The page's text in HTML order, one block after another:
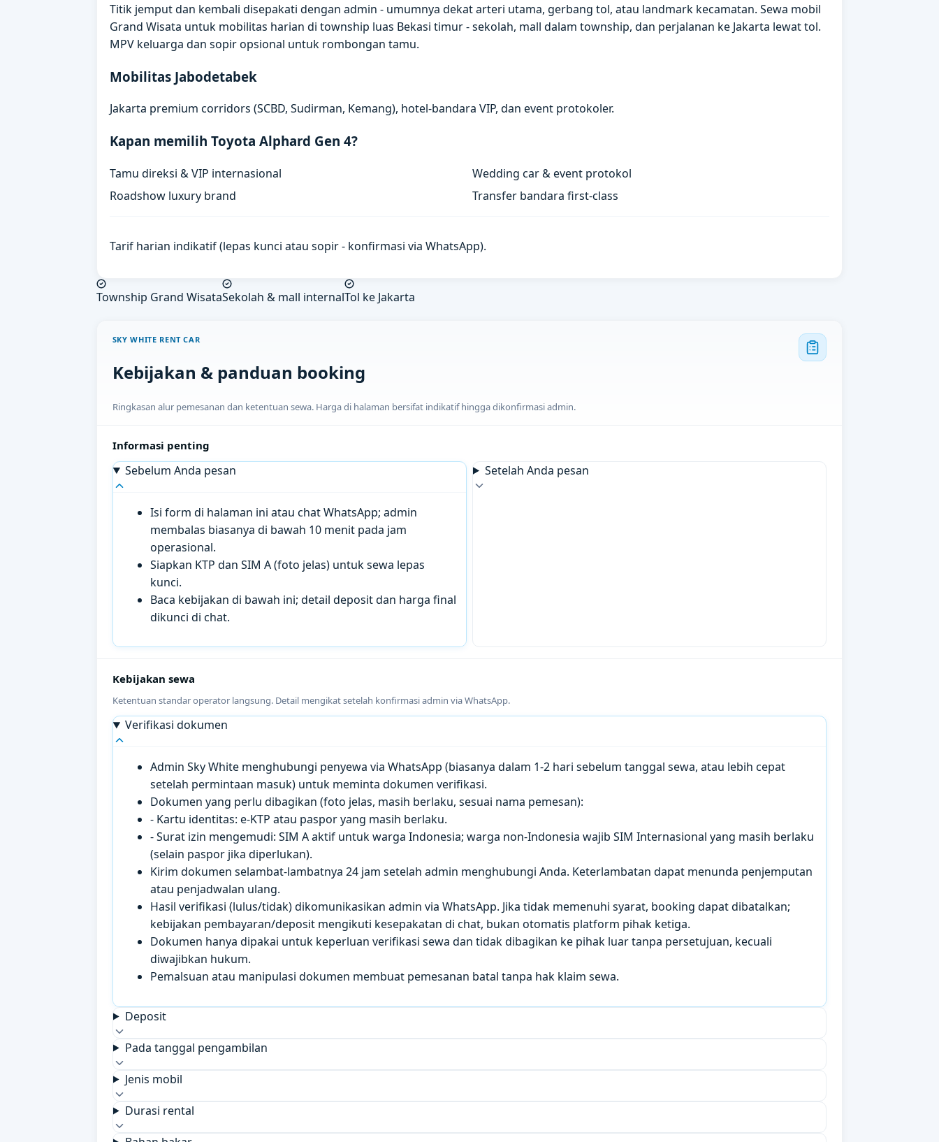
Titik jemput dan kembali disepakati dengan admin - umumnya dekat arteri utama, gerbang tol, atau landmark kecamatan. Sewa mobil
Grand Wisata untuk mobilitas harian di township luas Bekasi timur - sekolah, mall dalam township, dan perjalanan ke Jakarta lewat tol.
MPV keluarga dan sopir opsional untuk rombongan tamu.
Mobilitas Jabodetabek
Jakarta premium corridors (SCBD, Sudirman, Kemang), hotel-bandara VIP, dan event protokoler.
Kapan memilih Toyota Alphard Gen 4?
Tamu direksi & VIP internasional
Wedding car & event protokol
Roadshow luxury brand
Transfer bandara first-class
Tarif harian indikatif (lepas kunci atau sopir - konfirmasi via WhatsApp).
Township Grand WisataSekolah & mall internalTol ke Jakarta
SKY WHITE RENT CAR
Kebijakan & panduan booking
Ringkasan alur pemesanan dan ketentuan sewa. Harga di halaman bersifat indikatif hingga dikonfirmasi admin.
Informasi penting
Sebelum Anda pesan
Isi form di halaman ini atau chat WhatsApp; admin
membalas biasanya di bawah 10 menit pada jam
operasional.
Siapkan KTP dan SIM A (foto jelas) untuk sewa lepas
kunci.
Baca kebijakan di bawah ini; detail deposit dan harga final
dikunci di chat.
Setelah Anda pesan
Kebijakan sewa
Ketentuan standar operator langsung. Detail mengikat setelah konfirmasi admin via WhatsApp.
Verifikasi dokumen
Admin Sky White menghubungi penyewa via WhatsApp (biasanya dalam 1-2 hari sebelum tanggal sewa, atau lebih cepat
setelah permintaan masuk) untuk meminta dokumen verifikasi.
Dokumen yang perlu dibagikan (foto jelas, masih berlaku, sesuai nama pemesan):
- Kartu identitas: e-KTP atau paspor yang masih berlaku.
- Surat izin mengemudi: SIM A aktif untuk warga Indonesia; warga non-Indonesia wajib SIM Internasional yang masih berlaku
(selain paspor jika diperlukan).
Kirim dokumen selambat-lambatnya 24 jam setelah admin menghubungi Anda. Keterlambatan dapat menunda penjemputan
atau penjadwalan ulang.
Hasil verifikasi (lulus/tidak) dikomunikasikan admin via WhatsApp. Jika tidak memenuhi syarat, booking dapat dibatalkan;
kebijakan pembayaran/deposit mengikuti kesepakatan di chat, bukan otomatis platform pihak ketiga.
Dokumen hanya dipakai untuk keperluan verifikasi sewa dan tidak dibagikan ke pihak luar tanpa persetujuan, kecuali
diwajibkan hukum.
Pemalsuan atau manipulasi dokumen membuat pemesanan batal tanpa hak klaim sewa.
Deposit
Pada tanggal pengambilan
Jenis mobil
Durasi rental